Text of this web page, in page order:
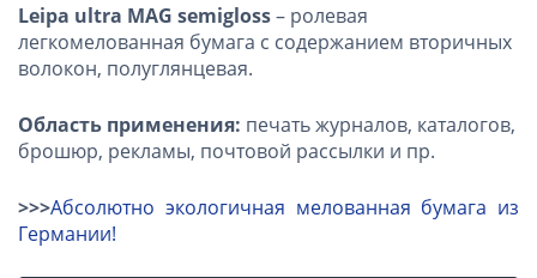
Leipa ultra MAG semigloss– ролевая
легкомелованная бумага с содержанием вторичных
волокон, полуглянцевая.
Область применения: печать журналов, каталогов,
брошюр, рекламы, почтовой рассылки и пр.
>>>Абсолютно экологичная мелованная бумага из
Германии!